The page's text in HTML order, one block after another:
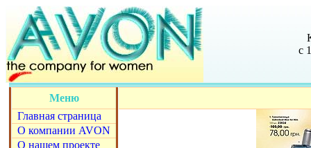
с
Меню
Главная страница
О компании AVON
О нашем проекте